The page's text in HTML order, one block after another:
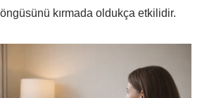
kırmada oldukça etkilidir.